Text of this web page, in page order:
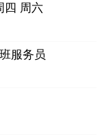
四 周六
服务员